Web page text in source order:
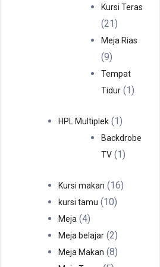
Kursi Teras
2121
Produk
Meja Rias
99
Produk
Tempat
Tidur
11
HPL Multiplek 11
Produk
Backdrobe
TV
11
Kursi makan 1616
kursi tamu 1010
Meja 44
Produk
Meja belajar 22
Produk
Meja Makan 88